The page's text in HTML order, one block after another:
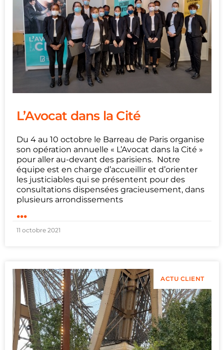
L’Avocat dans la Cité
Du 4 au 10 octobre le Barreau de Paris organise
son opération annuelle « L’Avocat dans la Cité »
pour aller au-devant des parisiens. Notre
équipe est en charge d’accueillir et d’orienter
les justiciables qui se présentent pour des
consultations dispensées gracieusement, dans
plusieurs arrondissements
...
11 octobre 2021
ACTU CLIENT